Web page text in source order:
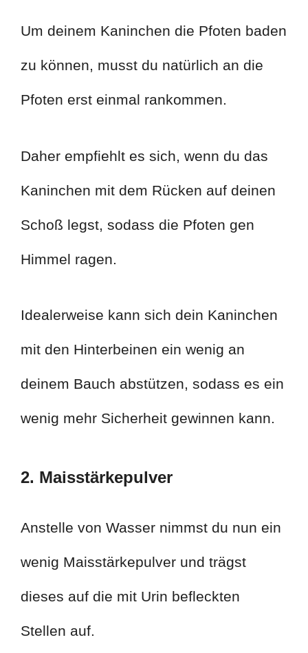
Um deinem Kaninchen die Pfoten baden
zu können, musst du natürlich an die
Pfoten erst einmal rankommen.
Daher empfiehlt es sich, wenn du das
Kaninchen mit dem Rücken auf deinen
Schoß legst, sodass die Pfoten gen
Himmel ragen.
Idealerweise kann sich dein Kaninchen
mit den Hinterbeinen ein wenig an
deinem Bauch abstützen, sodass es ein
wenig mehr Sicherheit gewinnen kann.
2. Maisstärkepulver
Anstelle von Wasser nimmst du nun ein
wenig Maisstärkepulver und trägst
dieses auf die mit Urin befleckten
Stellen auf.